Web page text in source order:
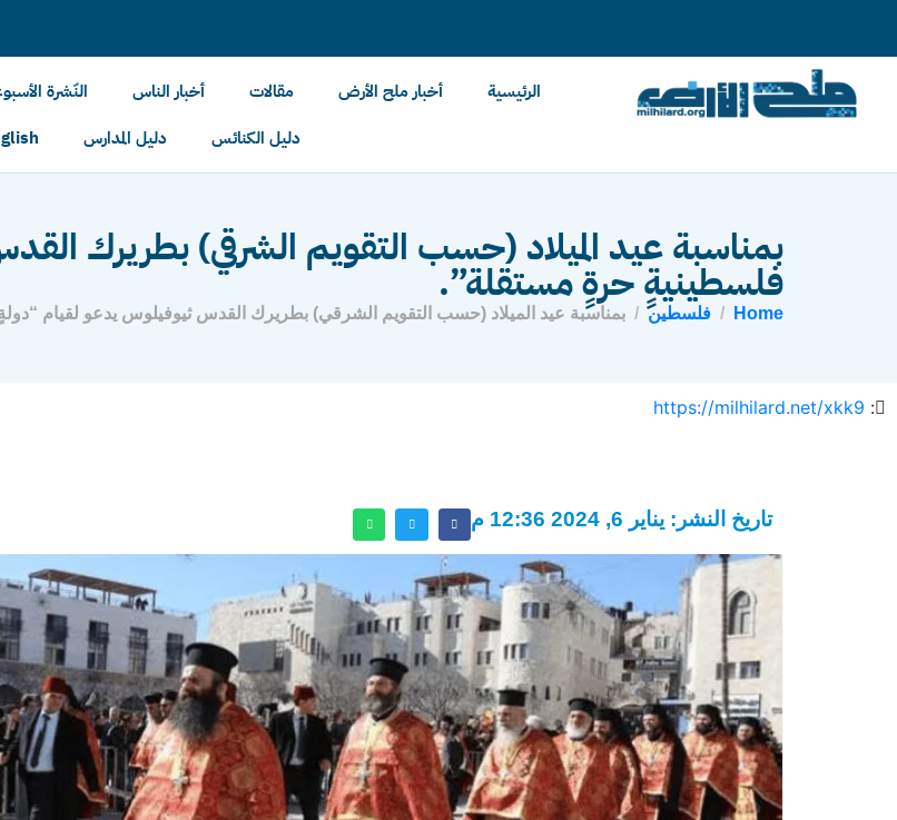
الرئيسية أخبار ملح الأرض مقالات أخبار الناس النّشرة
دليل الكنائس
دليل المدارس
بمناسبة عيد الميلاد (حسب التقويم الشرقي) بطريرك
فلسطينيةٍ حرةٍ مستقلة”.
Home فلسطين بمناسبة عيد الميلاد (حسب التقويم الشرقي) بطريرك القدس ثيوفيلوس يدعو لقيام
:
https://milhilard.net/xkk9
تاريخ النشر: يناير 6, 2024 12:36 م